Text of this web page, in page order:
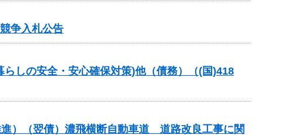
争入札公告
しの安全・安心確保対策)他（債務）（(国)418
）（翌債）濃飛横断自動車道 道路改良工事に関